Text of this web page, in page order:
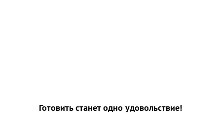
Готовить станет одно удовольствие!